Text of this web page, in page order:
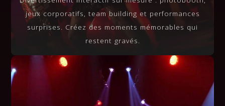
jeux corporatifs, team building et performances
surprises. Créez des moments mémorables qui
restent gravés.